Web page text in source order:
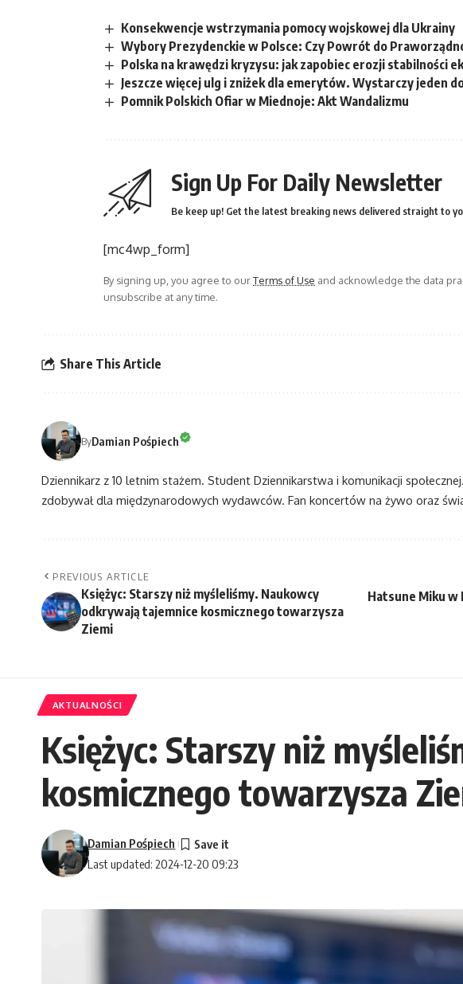
Konsekwencje wstrzymania pomocy wojskowej dla Ukrainy
Wybory Prezydenckie w Polsce: Czy Powrót do
Polska na krawędzi kryzysu: jak zapobiec erozji stabilności
Jeszcze więcej ulg i zniżek dla emerytów. Wystarczy jeden
Pomnik Polskich Ofiar w Miednoje: Akt Wandalizmu
Sign Up For Daily Newsletter
Be keep up! Get the latest breaking news delivered straight to
[mc4wp_form]
By signing up, you agree to ourTerms of Use and acknowledge the data
unsubscribe at any time.
Share This Article
ByDamian Pośpiech
Dziennikarz z 10 letnim stażem. Student Dziennikarstwa i komunikacji
zdobywał dla międzynarodowych wydawców. Fan koncertów na żywo oraz
PREVIOUS ARTICLE
Księżyc: Starszy niż myśleliśmy. Naukowcy
odkrywają tajemnice kosmicznego towarzysza
Ziemi
Hatsune Miku
AKTUALNOŚCI
Księżyc: Starszy niż
kosmicznego towarzysza
Last updated: 2024-12-20 09:23
Damian Pośpiech